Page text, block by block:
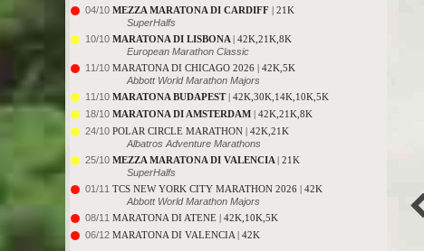
04/10 MEZZA MARATONA DI CARDIFF | 21K
SuperHalfs
10/10 MARATONA DI LISBONA | 42K,21K,8K
European Marathon Classic
11/10 MARATONA DI CHICAGO 2026 | 42K,5K
Abbott World Marathon Majors
11/10 MARATONA BUDAPEST| 42K,30K,14K,10K,5K
18/10 MARATONA DI AMSTERDAM | 42K,21K,8K
24/10 POLAR CIRCLE MARATHON | 42K,21K
Albatros Adventure Marathons
25/10 MEZZA MARATONA DI VALENCIA | 21K
SuperHalfs
01/11 TCS NEW YORK CITY MARATHON 2026 | 42K
Abbott World Marathon Majors
08/11 MARATONA DI ATENE | 42K,10K,5K
06/12 MARATONA DI VALENCIA | 42K